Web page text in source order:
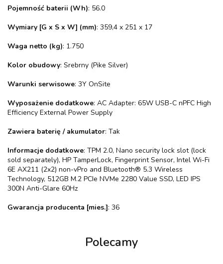
Pojemność baterii (Wh): 56.0
Wymiary [G x S x W] (mm): 359,4 x 251 x 17
Waga netto (kg): 1.750
Kolor obudowy: Srebrny (Pike Silver)
Warunki serwisowe: 3Y OnSite
Wyposażenie dodatkowe: AC Adapter: 65W USB-C nPFC High
Efficiency External Power Supply
Zawiera baterię / akumulator: Tak
Informacje dodatkowe: TPM 2.0, Nano security lock slot (lock
sold separately), HP TamperLock, Fingerprint Sensor, Intel Wi-Fi
6E AX211 (2x2) non-vPro and Bluetooth® 5.3 Wireless
Technology, 512GB M.2 PCIe NVMe 2280 Value SSD, LED IPS
300N Anti-Glare 60Hz
Gwarancja producenta [mies.]: 36
Polecamy